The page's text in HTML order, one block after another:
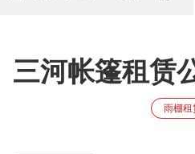
三河帐篷租赁
雨棚租